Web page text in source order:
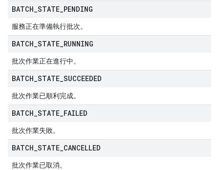
BATCH STATE PENDING
服務正在準備執行批次。
BATCH STATE RUNNING
批次作業正在進行中。
BATCH STATE SUCCEEDED
批次作業已順利完成。
BATCH STATE FAILED
批次作業失敗。
BATCH STATE CANCELLED
批次作業已取消。